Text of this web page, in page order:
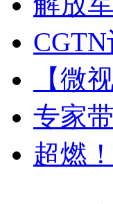
【微
专家
超燃